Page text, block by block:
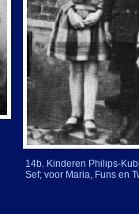
14b. Kinderen Philips-
Sef; voor Maria, Funs en